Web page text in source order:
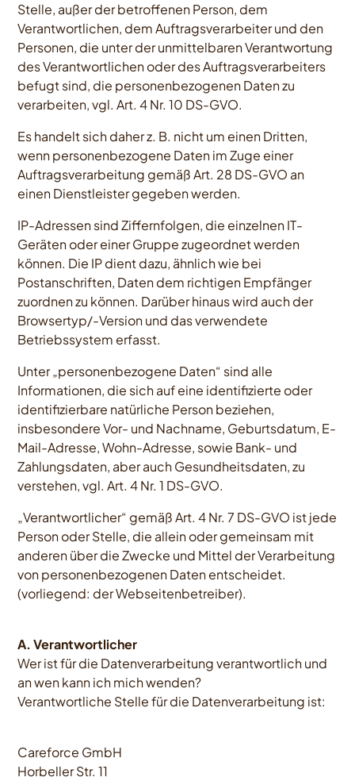
Stelle, außer der betroffenen Person, dem
Verantwortlichen, dem Auftragsverarbeiter und den
Personen, die unter der unmittelbaren Verantwortung
des Verantwortlichen oder des Auftragsverarbeiters
befugt sind, die personenbezogenen Daten zu
verarbeiten, vgl. Art. 4 Nr. 10 DS-GVO.
Es handelt sich daher z. B. nicht um einen Dritten,
wenn personenbezogene Daten im Zuge einer
Auftragsverarbeitung gemäß Art. 28 DS-GVO an
einen Dienstleister gegeben werden.
IP-Adressen sind Ziffernfolgen, die einzelnen IT-
Geräten oder einer Gruppe zugeordnet werden
können. Die IP dient dazu, ähnlich wie bei
Postanschriften, Daten dem richtigen Empfänger
zuordnen zu können. Darüber hinaus wird auch der
Browsertyp/-Version und das verwendete
Betriebssystem erfasst.
Unter „personenbezogene Daten“ sind alle
Informationen, die sich auf eine identifizierte oder
identifizierbare natürliche Person beziehen,
insbesondere Vor- und Nachname, Geburtsdatum, E-
Mail-Adresse, Wohn-Adresse, sowie Bank- und
Zahlungsdaten, aber auch Gesundheitsdaten, zu
verstehen, vgl. Art. 4 Nr. 1 DS-GVO.
„Verantwortlicher“ gemäß Art. 4 Nr. 7 DS-GVO ist jede
Person oder Stelle, die allein oder gemeinsam mit
anderen über die Zwecke und Mittel der Verarbeitung
von personenbezogenen Daten entscheidet.
(vorliegend: der Webseitenbetreiber).
A. Verantwortlicher
Wer ist für die Datenverarbeitung verantwortlich und
an wen kann ich mich wenden?
Verantwortliche Stelle für die Datenverarbeitung ist:
Careforce GmbH
Horbeller Str. 11